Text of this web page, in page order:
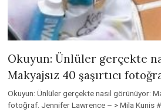
Okuyun: Ünlüler gerçekte
Makyajsız 40 şaşırtıcı
Okuyun: Ünlüler gerçekte nasıl görünüyor:
fotoğraf. Jennifer Lawrence – > Mila Kunis